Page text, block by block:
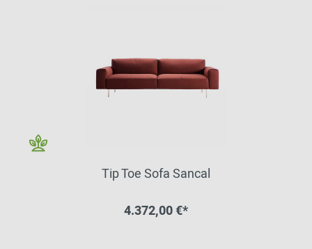
Tip Toe Sofa Sancal
4.372,00 €*